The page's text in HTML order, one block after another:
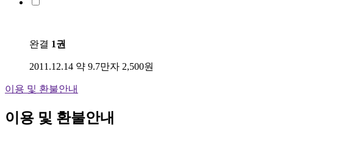
완결 1권
2011.12.14 약 9.7만자 2,500원
이용 및 환불안내
이용 및 환불안내